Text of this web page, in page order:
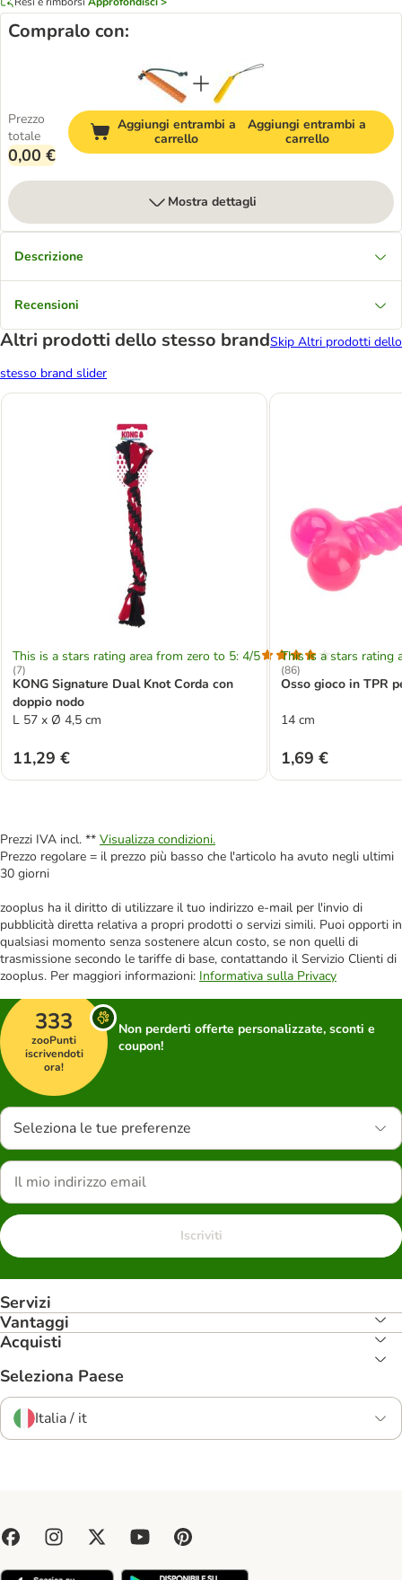
Compralo con:
Prezzo
totale
0,00 €
Aggiungi entrambi a
carrello
Aggiungi entrambi a
carrello
Mostra dettagli
Descrizione
Recensioni
Altri prodotti dello stesso brandSkip Altri prodotti dello
stesso brand slider
This is a stars rating area from zero to 5: 4/5
(7)
KONG Signature Dual Knot Corda con
doppio nodo
L 57 x Ø 4,5 cm
11,29 €
This is a stars rating
(86)
Osso gioco in TPR
14 cm
1,69 €
Prezzi IVA incl. ** Visualizza condizioni.
Prezzo regolare = il prezzo più basso che l'articolo ha avuto negli ultimi
30 giorni
zooplus ha il diritto di utilizzare il tuo indirizzo e-mail per l'invio di
pubblicità diretta relativa a propri prodotti o servizi simili. Puoi opporti in
qualsiasi momento senza sostenere alcun costo, se non quelli di
trasmissione secondo le tariffe di base, contattando il Servizio Clienti di
zooplus. Per maggiori informazioni: Informativa sulla Privacy
333
zooPunti
iscrivendoti
ora!
Non perderti offerte personalizzate, sconti e
coupon!
Seleziona le tue preferenze
Iscriviti
Servizi
Vantaggi
Acquisti
Seleziona Paese
Italia / it